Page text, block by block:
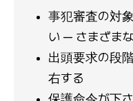
事犯審査の対
い — さまざま
出頭要求の段
右する